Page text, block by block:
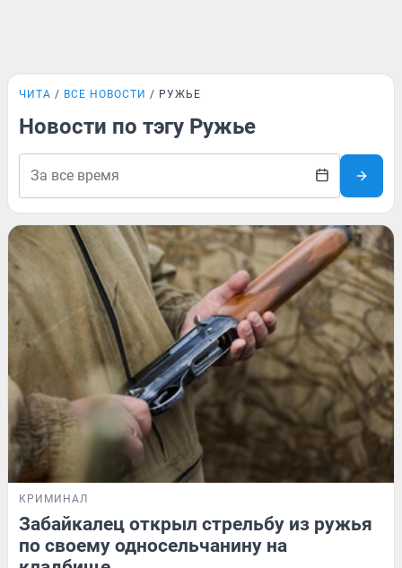
ЧИТА ВСЕ НОВОСТИ РУЖЬЕ
Новости по тэгу Ружье
КРИМИНАЛ
Забайкалец открыл стрельбу из ружья
по своему односельчанину на